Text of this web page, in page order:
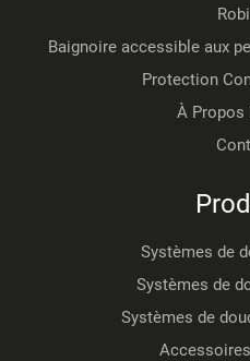
Baignoire accessible aux
Protection
À Propos
Systèmes de
Systèmes de
Systèmes de